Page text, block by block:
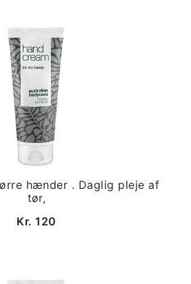
hænder . Daglig pleje af
tør,
Kr. 120